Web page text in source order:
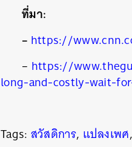
ที่มา:
– https://
– https://
long-and-costly-wait-
Tags: สวัสดิการ, แปลงเพศ,